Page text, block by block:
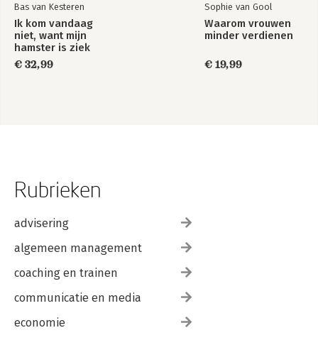
Bas van Kesteren
Ik kom vandaag
niet, want mijn
hamster is ziek
€ 32,99
Sophie van Gool
Waarom vrouwen
minder verdienen
€ 19,99
Rubrieken
advisering
algemeen management
coaching en trainen
communicatie en media
economie